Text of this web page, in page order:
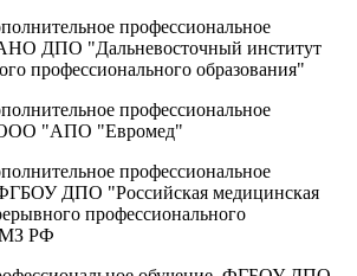
профессиональное
ДПО "Дальневосточный институт
профессионального образования"
профессиональное
ООО "АПО "Евромед"
профессиональное
ДПО "Российская медицинская
профессионального
МЗ РФ